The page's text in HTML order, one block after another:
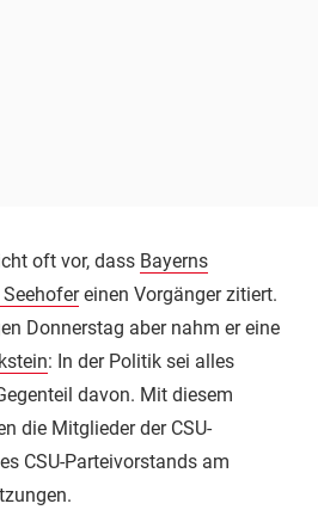
oft vor, dass Bayerns
einen Vorgänger zitiert.
Donnerstag aber nahm er eine
: In der Politik sei alles
davon. Mit diesem
die Mitglieder der CSU-
CSU-Parteivorstands am